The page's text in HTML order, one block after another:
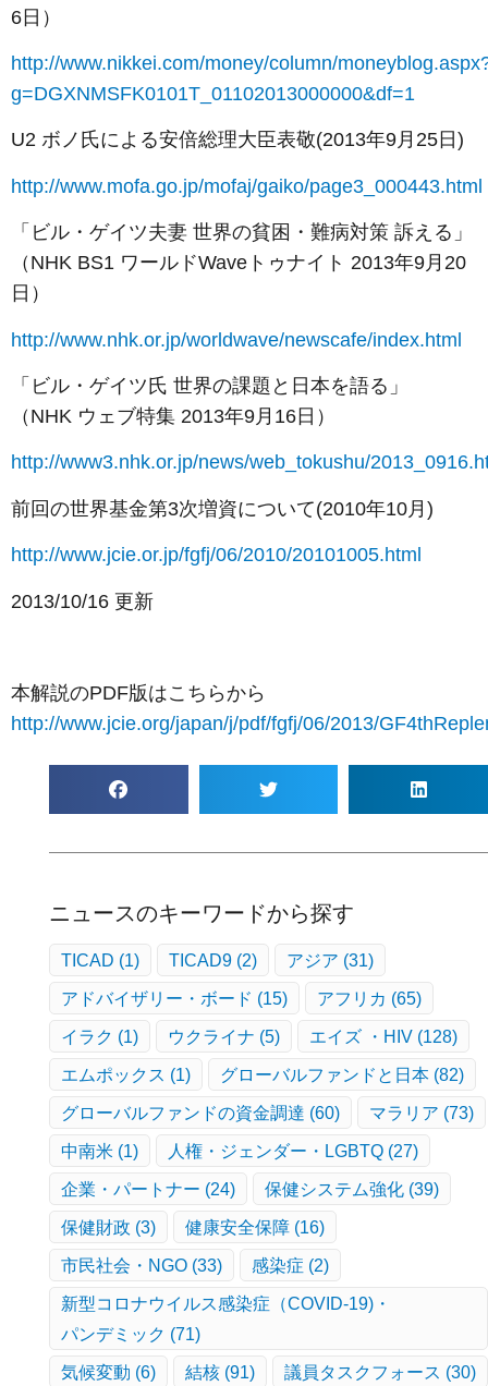
6日）
http://www.nikkei.com/money/column/
g=DGXNMSFK0101T_01102013000000&df=1
U2 ボノ氏による安倍総理大臣表敬(2013年9月25日)
http://www.mofa.go.jp/mofaj/gaiko/page3_000443.html
「ビル・ゲイツ夫妻 世界の貧困・難病対策 訴える」
（NHK BS1 ワールドWaveトゥナイト 2013年9月20
日）
http://www.nhk.or.jp/worldwave/newscafe/index.html
「ビル・ゲイツ氏 世界の課題と日本を語る」
（NHK ウェブ特集 2013年9月16日）
http://www3.nhk.or.jp/news/web_tokushu/
前回の世界基金第3次増資について(2010年10月)
http://www.jcie.or.jp/fgfj/06/2010/20101005.html
2013/10/16 更新
本解説のPDF版はこちらから
http://www.jcie.org/japan/j/pdf/fgfj/06/2013/
ニュースのキーワードから探す
TICAD (1) TICAD9(2) アジア (31)
アドバイザリー・ボード (15) アフリカ (65)
イラク (1) ウクライナ (5) エイズ ・HIV(128)
エムポックス (1) グローバルファンドと日本(82)
グローバルファンドの資金調達 (60) マラリア (73)
中南米(1) 人権・ジェンダー・LGBTQ(27)
企業・パートナー (24) 保健システム強化(39)
保健財政 (3) 健康安全保障(16)
市民社会・NGO(33) 感染症 (2)
新型コロナウイルス感染症（COVID-19)・
パンデミック (71)
気候変動 (6) 結核(91) 議員タスクフォース (30)